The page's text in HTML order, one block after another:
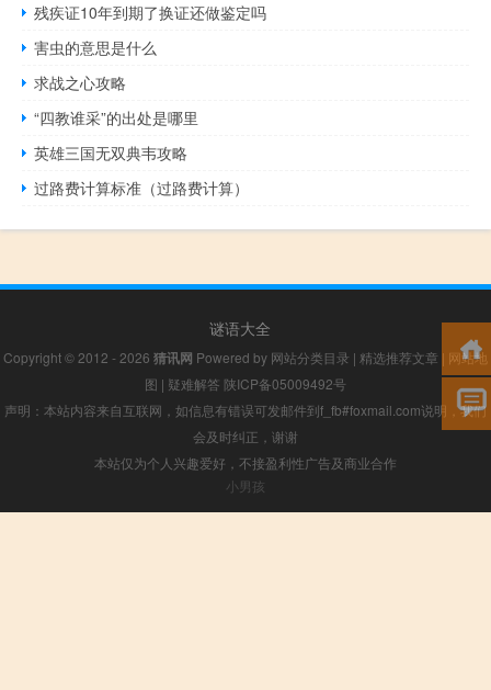
残疾证10年到期了换证还做鉴定吗
害虫的意思是什么
求战之心攻略
“四教谁采”的出处是哪里
英雄三国无双典韦攻略
过路费计算标准（过路费计算）
谜语大全
Copyright © 2012 - 2026 猜讯网 Powered by 网站分类目录 | 精选推荐文章 | 网站地
图 | 疑难解答 陕ICP备05009492号
声明：本站内容来自互联网，如信息有错误可发邮件到f_fb#foxmail.com说明，我们
会及时纠正，谢谢
本站仅为个人兴趣爱好，不接盈利性广告及商业合作
小男孩